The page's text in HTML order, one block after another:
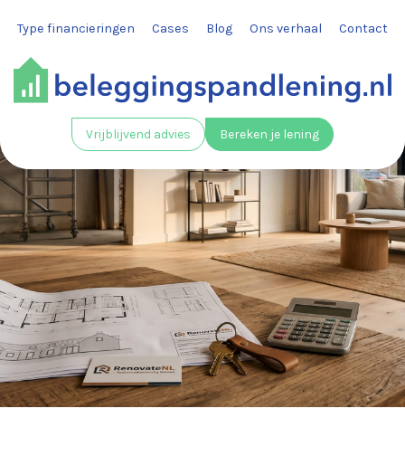
Type financieringen Cases Blog Ons verhaal Contact
Vrijblijvend advies Bereken je lening